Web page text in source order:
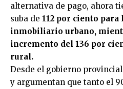
alternativa de pago, ahora
suba de 112 por ciento para
inmobiliario urbano,
incremento del 136 por
rural.
Desde el gobierno
y argumentan que tanto el